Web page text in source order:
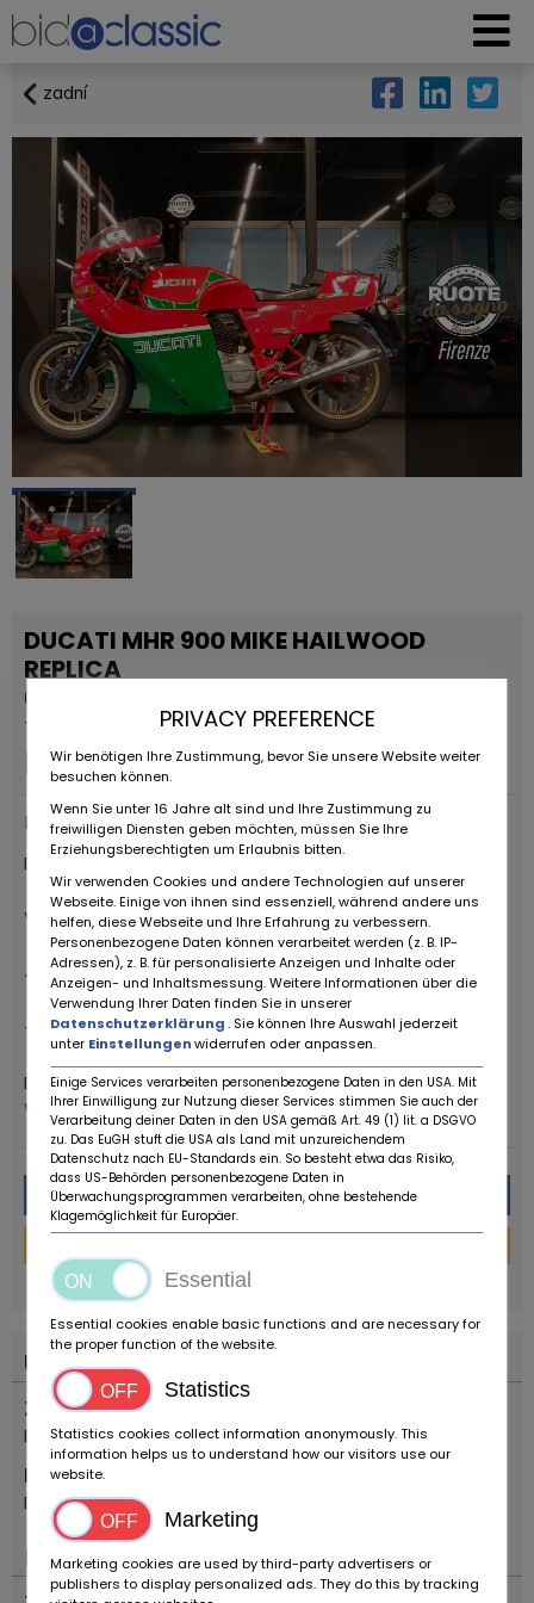
zadní
DUCATI MHR 900 MIKE HAILWOOD
REPLICA
0 KM
Trvalý inzerát
EUR24.500,-
Poskytovatelé
RUOTE DA SOGNO S.R.L
Via Daniele da Torricella, 29
42122 Reggio Emilia
+39 0522 268511
Ruote da Sogno
Více od tohoto prodejce
Zpráva
powered by
Umístění
Země
Itálie
Místo
Reggio Emilia
Důležité
PRIVACY PREFERENCE
Wir benötigen Ihre Zustimmung, bevor Sie unsere Website weiter
besuchen können.
Wenn Sie unter 16 Jahre alt sind und Ihre Zustimmung zu
freiwilligen Diensten geben möchten, müssen Sie Ihre
Erziehungsberechtigten um Erlaubnis bitten.
Wir verwenden Cookies und andere Technologien auf unserer
Webseite. Einige von ihnen sind essenziell, während andere uns
helfen, diese Webseite und Ihre Erfahrung zu verbessern.
Personenbezogene Daten können verarbeitet werden (z. B. IP-
Adressen), z. B. für personalisierte Anzeigen und Inhalte oder
Anzeigen- und Inhaltsmessung. Weitere Informationen über die
Verwendung Ihrer Daten finden Sie in unserer
Datenschutzerklärung. Sie können Ihre Auswahl jederzeit
unter Einstellungenwiderrufen oder anpassen.
Einige Services verarbeiten personenbezogene Daten in den USA. Mit
Ihrer Einwilligung zur Nutzung dieser Services stimmen Sie auch der
Verarbeitung deiner Daten in den USA gemäß Art. 49 (1) lit. a DSGVO
zu. Das EuGH stuft die USA als Land mit unzureichendem
Datenschutz nach EU-Standards ein. So besteht etwa das Risiko,
dass US-Behörden personenbezogene Daten in
Überwachungsprogrammen verarbeiten, ohne bestehende
Klagemöglichkeit für Europäer.
Essential
Essential cookies enable basic functions and are necessary for
the proper function of the website.
Statistics
Statistics cookies collect information anonymously. This
information helps us to understand how our visitors use our
website.
Marketing
Marketing cookies are used by third-party advertisers or
publishers to display personalized ads. They do this by tracking